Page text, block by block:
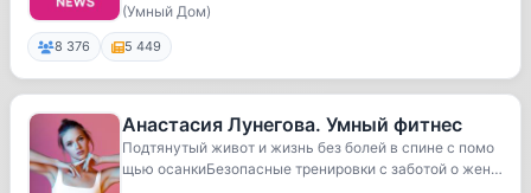
(Умный Дом)
8 376 5 449
Анастасия Лунегова. Умный фитнес
Подтянутый живот и жизнь без болей в спине с помо
щью осанкиБезопасные тренировки с заботой о жен